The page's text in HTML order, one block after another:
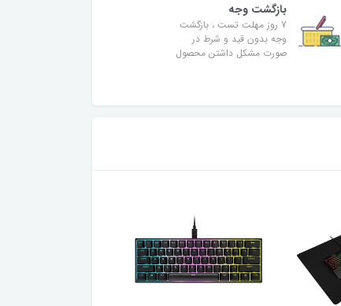
بازگشت وجه
7 روز مهلت تست ، بازگشت
وجه بدون قید و شرط در
صورت مشکل داشتن محصول